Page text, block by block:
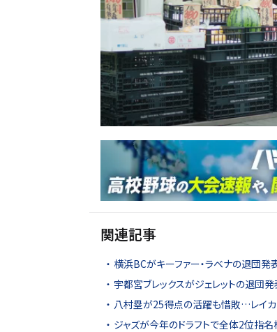
関連記事
横浜BCがキーファー・ラベナの退団
宇都宮ブレックスがジェレットの退団
八村塁が25得点の活躍も惜敗…レイ
ジャズが今年のドラフトで全体2位指